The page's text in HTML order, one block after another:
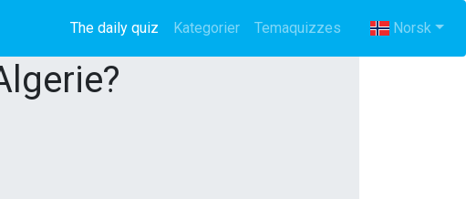
The daily quiz (current)
Kategorier Temaquizzes Norsk